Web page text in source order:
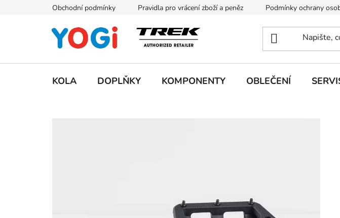
Obchodní podmínky Pravidla pro vrácení zboží a peněz Podmínky ochrany
KOLA DOPLŇKY KOMPONENTY OBLEČENÍ